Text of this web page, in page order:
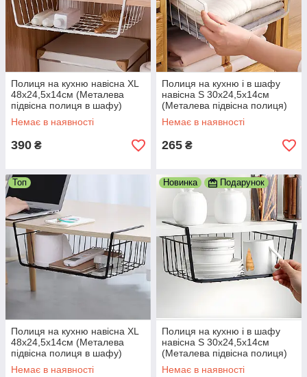
Полиця на кухню навісна XL
48x24,5x14см (Металева
підвісна полиця в шафу)
Немає в наявності
390 ₴
Полиця на кухню і в шафу
навісна S 30x24,5x14см
(Металева підвісна полиця)
Білий
Немає в наявності
265 ₴
Топ
Полиця на кухню навісна XL
48x24,5x14см (Металева
підвісна полиця в шафу)
Чорний
Немає в наявності
Новинка Подарунок
Полиця на кухню і в шафу
навісна S 30x24,5x14см
(Металева підвісна полиця)
Чорний
Немає в наявності